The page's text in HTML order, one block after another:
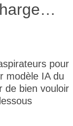
pour
modèle IA du
de bien vouloir